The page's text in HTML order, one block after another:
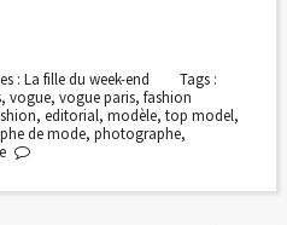
: La fille du week-end
Tags :
, vogue, vogue paris, fashion
, editorial, modèle, top model,
de mode, photographe,